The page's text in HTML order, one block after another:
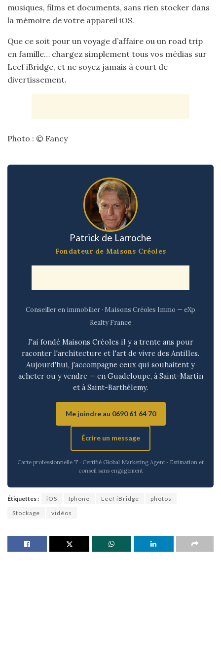
musiques, films et documents, sans rien stocker dans
la mémoire de votre appareil iOS.
Que ce soit pour un voyage d’affaire ou un road trip
en famille… chargez simplement tous vos médias sur
Leef iBridge, et ne soyez jamais à court de
divertissement.
Photo : © Fancy
Patrick de Larroche
Fondateur de Maisons Créoles
Conseiller en immobilier · Maisons Créoles Immo — eXp
Realty France
J'ai fondé Maisons Créoles il y a trente ans pour
raconter l'architecture et l'art de vivre des Antilles.
Aujourd'hui, j'accompagne ceux qui souhaitent y
acheter ou y vendre — en Guadeloupe, à Saint-Martin
et à Saint-Barthélemy.
Me joindre au 0690 61 64 70
Écrire un message
Carte professionnelle T · Certifié Global Marketing Agent · Estimation et
conseil sans engagement
Étiquettes : iOS Iphone Leef iBridge
photos
Stockage
vidéos